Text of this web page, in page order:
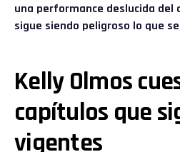
una performance deslucida del
sigue siendo peligroso lo que
Kelly Olmos
capítulos que
vigentes